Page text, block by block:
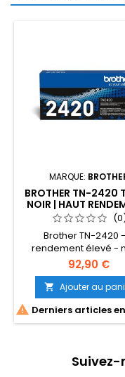
MARQUE:
BROTHER TN-2420
NOIR | HAUT
3000 PAGES
Brother TN-2420
rendement élevé -
original - cartouche
- pour Brother DCP-
L2530, L2537, L2550,
L2370, L2375, MFC-
L2730, L2750
92,90 €
 Ajouter au
 Derniers articles
Suivez-